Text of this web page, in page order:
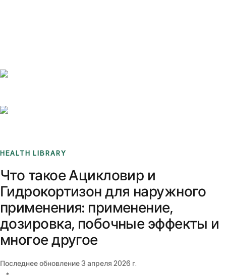
HEALTH LIBRARY
Что такое Ацикловир и
Гидрокортизон для наружного
применения: применение,
дозировка, побочные эффекты и
многое другое
Последнее обновление3 апреля 2026 г.